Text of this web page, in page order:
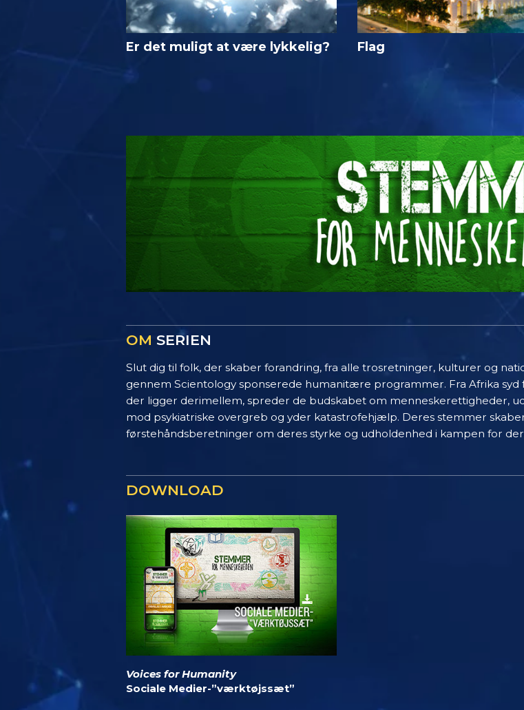
Er det muligt at være lykkelig? Flag
OM SERIEN
Slut dig til folk, der skaber forandring, fra alle trosretninger, kulturer og
gennem Scientology sponserede humanitære programmer. Fra Afrika syd
der ligger derimellem, spreder de budskabet om menneskerettigheder,
mod psykiatriske overgreb og yder katastrofehjælp. Deres stemmer
førstehåndsberetninger om deres styrke og udholdenhed i kampen for
DOWNLOAD
Voices for Humanity
Sociale Medier-”værktøjssæt”